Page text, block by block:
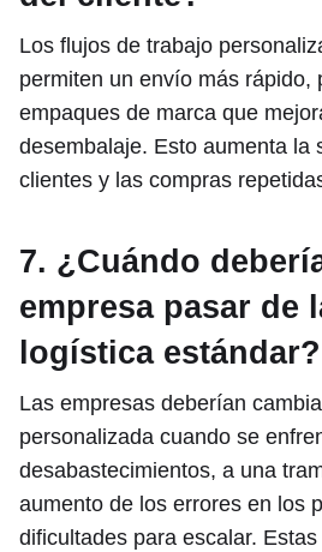
Los flujos de trabajo
permiten un envío más rápido,
empaques de marca que
desembalaje. Esto aumenta la
clientes y las compras
7. ¿Cuándo
empresa pasar de
logística estándar?
Las empresas deberían
personalizada cuando se
desabastecimientos, a una
aumento de los errores en los
dificultades para escalar.